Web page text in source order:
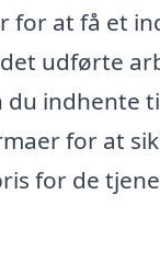
for at få et
udførte
du indhente
for at
for de